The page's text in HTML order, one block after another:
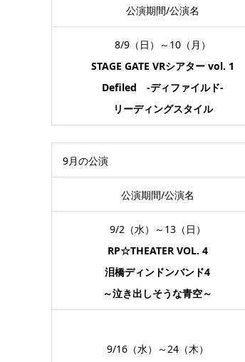
公演期間/公演名
8/9（日）～10（月）
STAGE GATE VRシアター vol. 1
Defiled -ディファイルド-
リーディングスタイル
9月の公演
公演期間/公演名
9/2（水）～13（日）
RP☆THEATER VOL. 4
泪橋ディンドンバンド4
～泣き出しそうな青空～
9/16（水）～24（木）